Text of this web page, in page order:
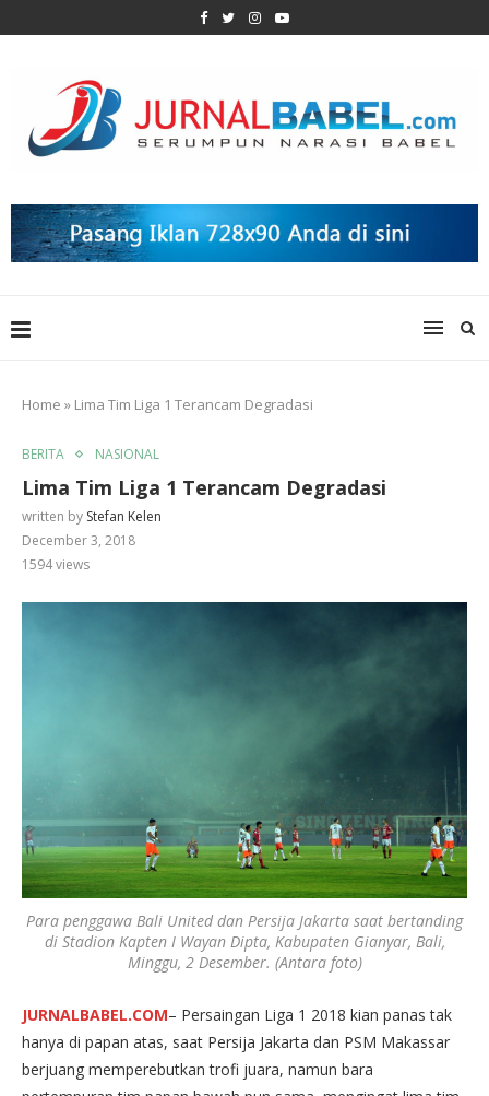
Home » Lima Tim Liga 1 Terancam Degradasi
BERITA NASIONAL
Lima Tim Liga 1 Terancam Degradasi
written by Stefan Kelen
December 3, 2018
1594views
Para penggawa Bali United dan Persija Jakarta saat bertanding
di Stadion Kapten I Wayan Dipta, Kabupaten Gianyar, Bali,
Minggu, 2 Desember. (Antara foto)
JURNALBABEL.COM– Persaingan Liga 1 2018 kian panas tak
hanya di papan atas, saat Persija Jakarta dan PSM Makassar
berjuang memperebutkan trofi juara, namun bara